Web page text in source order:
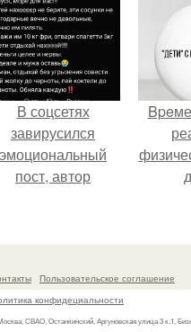
В соцсетях
завирусился
эмоциональный
пост, автор
без детей и не
чувство вины.
Пользовательское соглашение
конфидециальности
СВАО, Останкинский, Аргуновская улица 3 к.1,